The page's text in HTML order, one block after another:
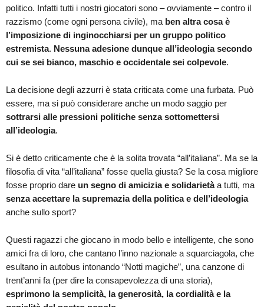
politico. Infatti tutti i nostri giocatori sono – ovviamente – contro il
razzismo (come ogni persona civile), ma ben altra cosa è
l’imposizione di inginocchiarsi per un gruppo politico
estremista. Nessuna adesione dunque all’ideologia secondo
cui se sei bianco, maschio e occidentale sei colpevole.
La decisione degli azzurri è stata criticata come una furbata. Può
essere, ma si può considerare anche un modo saggio per
sottrarsi alle pressioni politiche senza sottomettersi
all’ideologia.
Si è detto criticamente che è la solita trovata “all’italiana”. Ma se la
filosofia di vita “all’italiana” fosse quella giusta? Se la cosa migliore
fosse proprio dare un segno di amicizia e solidarietàa tutti, ma
senza accettare la supremazia della politica e dell’ideologia
anche sullo sport?
Questi ragazzi che giocano in modo bello e intelligente, che sono
amici fra di loro, che cantano l’inno nazionale a squarciagola, che
esultano in autobus intonando “Notti magiche”, una canzone di
trent’anni fa (per dire la consapevolezza di una storia),
esprimono la semplicità, la generosità, la cordialità e la